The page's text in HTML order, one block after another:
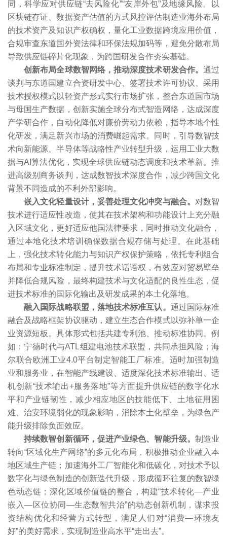
同，科学应对供应链“去风险化”“友岸外包”及地缘风险。以
区块链存证、数据资产估值的方式风控评估制造业海外布局
的技术资产及知识产权确权，量化工业数据跨境应用价值，
合规审查东道国外资法律和环保法规加码等，避免分散布局
导致供应链碎片化现象，为跨国研发合作夯实基础。
创新布局全球数智网络，推动深度技术研发合作。 通过
谈判与东道国建立合资研发中心、签署技术许可协议、采用
技术授权模式以轻资产形式实行市场扩张，整合东道国市场
与母国生产数据，创新实施全球分布式智造网络，达成深度
产学研合作，自动化降低对廉价劳动力依赖，指导本地个性
化研发，满足新兴市场的消费崛起需求。同时，引导数智技
术向新能源、半导体等战略性产业转型升级，运用工业大数
据与AI算法优化，实现全球供应链动态调度和技术革新。推
进高级别商务谈判，达成数智技术深度合作，减少跨国文化
背景不同造成的不利外部影响。
嵌入文化轻量设计，妥善处理文化冲突与融合。 对数智
技术进行适应性改造，使其在技术架构和功能设计上充分融
入区域文化，更好适应他国法律要求，同时推动文化融合，
通过本地化技术培训确保数据合规存储与处理。在此基础
上，强化技术转化能力与知识产权保护策略，依托专利组合
布局和专业标准制定，提升技术话语权，有效应对贸易壁垒
并降低合规风险，最终构建技术与文化适配的良性生态，促
进技术标准的国际化输出及研发成果的本土化落地。
融入国际战略联盟，落地技术标准互认。 通过国际标准
融合及战略框架协议驱动，建立生态合作模式以弥补单一企
业资源短板。具体形式包括共建专利池、推动标准协同。例
如：宁德时代与ATL组建电池技术联盟，共同承担风险；海
尔联合欧洲工业4.0平台制定智能工厂标准。适时加强制造
业和服务业，在智能产线建设、适度深化技术标准输出、适
机创新“技术输出+服务落地”等方面提升供应链的数字化水
平和产业链韧性，减少相应地区的技能低下、土地征用困
难、治安环境弱化的现象影响，消除本土化壁垒，为绿色产
能升级排除负面效应。
持续数智创新循环，促进产业绿色、智能升级。 制造业
转向“区域化生产网络”的多元化布局，积极推动企业融入本
地区域生产链；加速海外工厂智能化和低碳化，对技术予以
数字化与绿色制造的创新迭代升级，形成循环往复的数智绿
色动态链；深化区域价值链的整合，构建“技术转化—产业
嵌入—区位协同—生态数智共治”的动态创新机制，谋求投
资结构优化和经营方式转型，满足人们对“消费—环境友
好”的美好需求，实现制造业高水平“走出去”。